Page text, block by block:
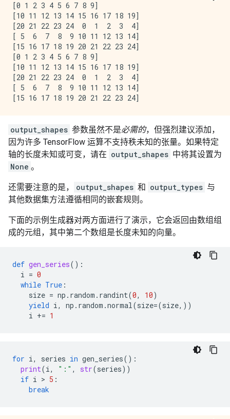
[0 1 2 3 4 5 6 7 8 9]
[10 11 12 13 14 15 16 17 18 19]
[20 21 22 23 24  0  1  2  3  4]
[ 5  6  7  8  9 10 11 12 13 14]
[15 16 17 18 19 20 21 22 23 24]
[0 1 2 3 4 5 6 7 8 9]
[10 11 12 13 14 15 16 17 18 19]
[20 21 22 23 24  0  1  2  3  4]
[ 5  6  7  8  9 10 11 12 13 14]
output_shapes 参数虽然不是必需的，但强烈建议添加，
因为许多 TensorFlow 运算不支持秩未知的张量。如果特定
轴的长度未知或可变，请在 output_shapes 中将其设置为
None 。
还需要注意的是， output_shapes 和 output_types 与
其他数据集方法遵循相同的嵌套规则。
下面的示例生成器对两方面进行了演示，它会返回由数组组
成的元组，其中第二个数组是长度未知的向量。
def gen_series():
i = 0
while True :
size = np . random . randint(0, 10)
yield i, np . random .normal(size=(size,))
i += 1
for i, series in gen_series():
print(i, ":" , str(series))
if i > 5 :
break